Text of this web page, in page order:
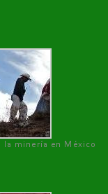
minería en México